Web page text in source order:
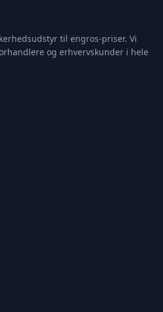
til engros-priser. Vi
og erhvervskunder i hele